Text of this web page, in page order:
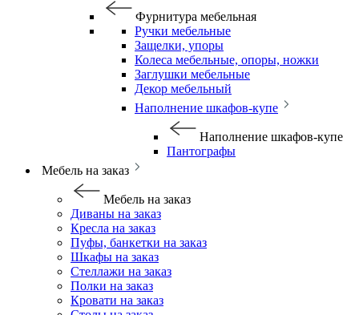
Фурнитура мебельная
Ручки мебельные
Защелки, упоры
Колеса мебельные, опоры, ножки
Заглушки мебельные
Декор мебельный
Наполнение шкафов-купе
Наполнение шкафов-купе
Пантографы
Мебель на заказ
Мебель на заказ
Диваны на заказ
Кресла на заказ
Пуфы, банкетки на заказ
Шкафы на заказ
Стеллажи на заказ
Полки на заказ
Кровати на заказ